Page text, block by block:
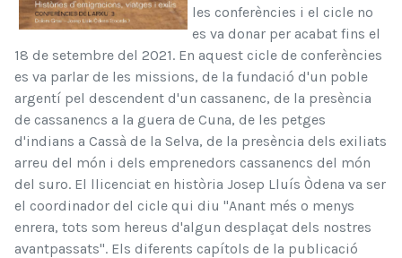
les conferències i el cicle no
es va donar per acabat fins el
18 de setembre del 2021. En aquest cicle de conferències
es va parlar de les missions, de la fundació d'un poble
argentí pel descendent d'un cassanenc, de la presència
de cassanencs a la guera de Cuna, de les petges
d'indians a Cassà de la Selva, de la presència dels exiliats
arreu del món i dels emprenedors cassanencs del món
del suro. El llicenciat en història Josep Lluís Òdena va ser
el coordinador del cicle qui diu "Anant més o menys
enrera, tots som hereus d'algun desplaçat dels nostres
avantpassats". Els diferents capítols de la publicació